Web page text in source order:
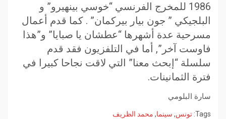
1986 للمخرج الفرنسي “خوسي بينهيرو” و
البلجيكي ” جون بيار بيركمان” . كما قدم أعمال
مسرحية عدة أشهرها “عطشان يا صبايا” و”هذا
فاوست آخر”, أما في التلفزيون فقد قدم
سلسلة “إبحث معنا” التي لاقت نجاحا كبيرا في
فترة الثمانينات.
سارة البلومي
Tags: تونس, سينما, محمد الظريف